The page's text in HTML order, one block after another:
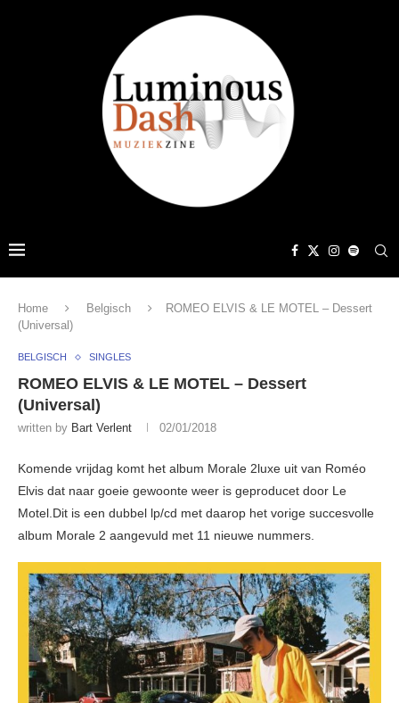
Home Belgisch
ROMEO ELVIS & LE MOTEL – Dessert
(Universal)
BELGISCH SINGLES
ROMEO ELVIS & LE MOTEL – Dessert
(Universal)
written by Bart Verlent 02/01/2018
Komende vrijdag komt het album Morale 2luxe uit van Roméo
Elvis dat naar goeie gewoonte weer is geproducet door Le
Motel.Dit is een dubbel lp/cd met daarop het vorige succesvolle
album Morale 2 aangevuld met 11 nieuwe nummers.